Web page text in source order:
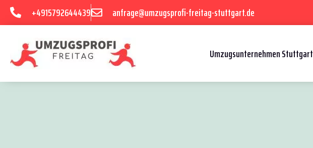
+4915792644439 anfrage@umzugsprofi-freitag-stuttgart.de
Umzugsunternehmen Stuttgart